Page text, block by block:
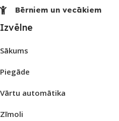
Bērniem un vecākiem
Izvēlne
Sākums
Piegāde
Vārtu automātika
Zīmoli